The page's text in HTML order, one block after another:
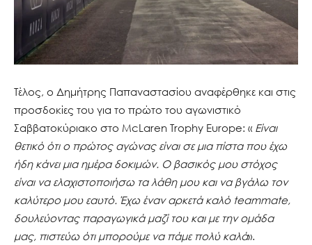
Τέλος, ο Δημήτρης Παπαναστασίου αναφέρθηκε και στις
προσδοκίες του για το πρώτο του αγωνιστικό
Σαββατοκύριακο στο McLaren Trophy Europe: « Είναι
θετικό ότι ο πρώτος αγώνας είναι σε μια πίστα που έχω
ήδη κάνει μια ημέρα δοκιμών. Ο βασικός μου στόχος
είναι να ελαχιστοποιήσω τα λάθη μου και να βγάλω τον
καλύτερο μου εαυτό. Έχω έναν αρκετά καλό teammate,
δουλεύοντας παραγωγικά μαζί του και με την ομάδα
μας, πιστεύω ότι μπορούμε να πάμε πολύ καλά».